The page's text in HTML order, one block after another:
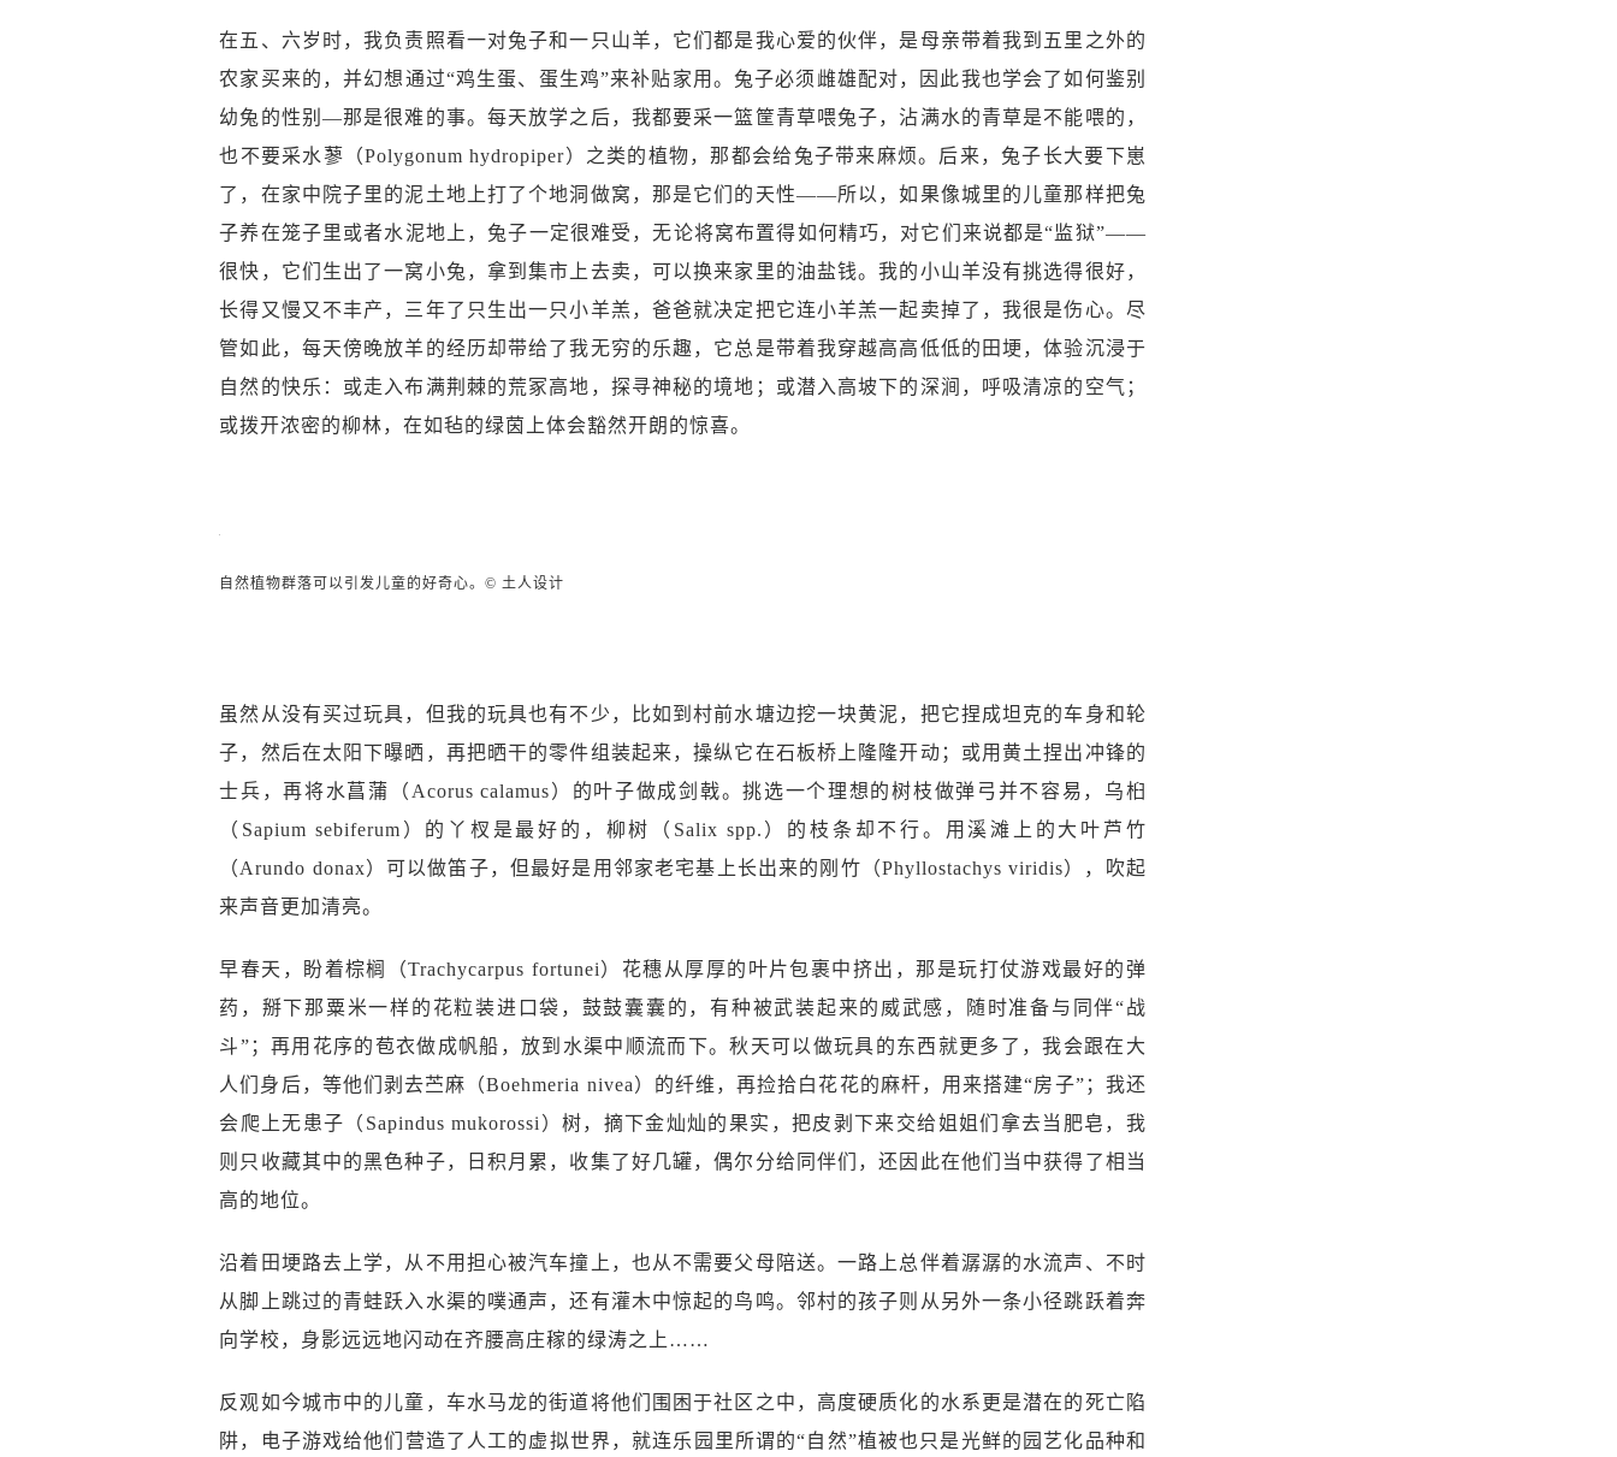
在五、六岁时，我负责照看一对兔子和一只山羊，它们都是我心爱的伙伴，是母亲带着我到五里之外的
农家买来的，并幻想通过“鸡生蛋、蛋生鸡”来补贴家用。兔子必须雌雄配对，因此我也学会了如何鉴别
幼兔的性别—那是很难的事。每天放学之后，我都要采一篮筐青草喂兔子，沾满水的青草是不能喂的，
也不要采水蓼（Polygonum hydropiper）之类的植物，那都会给兔子带来麻烦。后来，兔子长大要下崽
了，在家中院子里的泥土地上打了个地洞做窝，那是它们的天性——所以，如果像城里的儿童那样把兔
子养在笼子里或者水泥地上，兔子一定很难受，无论将窝布置得如何精巧，对它们来说都是“监狱”——
很快，它们生出了一窝小兔，拿到集市上去卖，可以换来家里的油盐钱。我的小山羊没有挑选得很好，
长得又慢又不丰产，三年了只生出一只小羊羔，爸爸就决定把它连小羊羔一起卖掉了，我很是伤心。尽
管如此，每天傍晚放羊的经历却带给了我无穷的乐趣，它总是带着我穿越高高低低的田埂，体验沉浸于
自然的快乐：或走入布满荆棘的荒冢高地，探寻神秘的境地；或潜入高坡下的深涧，呼吸清凉的空气；
或拨开浓密的柳林，在如毡的绿茵上体会豁然开朗的惊喜。
自然植物群落可以引发儿童的好奇心。© 土人设计
虽然从没有买过玩具，但我的玩具也有不少，比如到村前水塘边挖一块黄泥，把它捏成坦克的车身和轮
子，然后在太阳下曝晒，再把晒干的零件组装起来，操纵它在石板桥上隆隆开动；或用黄土捏出冲锋的
士兵，再将水菖蒲（Acorus calamus）的叶子做成剑戟。挑选一个理想的树枝做弹弓并不容易，乌桕
（Sapium sebiferum）的丫杈是最好的，柳树（Salix spp.）的枝条却不行。用溪滩上的大叶芦竹
（Arundo donax）可以做笛子，但最好是用邻家老宅基上长出来的刚竹（Phyllostachys viridis），吹起
来声音更加清亮。
早春天，盼着棕榈（Trachycarpus fortunei）花穗从厚厚的叶片包裹中挤出，那是玩打仗游戏最好的弹
药，掰下那粟米一样的花粒装进口袋，鼓鼓囊囊的，有种被武装起来的威武感，随时准备与同伴“战
斗”；再用花序的苞衣做成帆船，放到水渠中顺流而下。秋天可以做玩具的东西就更多了，我会跟在大
人们身后，等他们剥去苎麻（Boehmeria nivea）的纤维，再捡拾白花花的麻杆，用来搭建“房子”；我还
会爬上无患子（Sapindus mukorossi）树，摘下金灿灿的果实，把皮剥下来交给姐姐们拿去当肥皂，我
则只收藏其中的黑色种子，日积月累，收集了好几罐，偶尔分给同伴们，还因此在他们当中获得了相当
高的地位。
沿着田埂路去上学，从不用担心被汽车撞上，也从不需要父母陪送。一路上总伴着潺潺的水流声、不时
从脚上跳过的青蛙跃入水渠的噗通声，还有灌木中惊起的鸟鸣。邻村的孩子则从另外一条小径跳跃着奔
向学校，身影远远地闪动在齐腰高庄稼的绿涛之上……
反观如今城市中的儿童，车水马龙的街道将他们围困于社区之中，高度硬质化的水系更是潜在的死亡陷
阱，电子游戏给他们营造了人工的虚拟世界，就连乐园里所谓的“自然”植被也只是光鲜的园艺化品种和